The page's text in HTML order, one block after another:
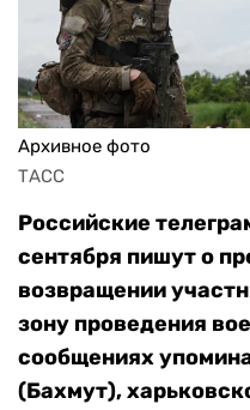
Архивное фото
ТАСС
Российские
сентября пишут о
возвращении
зону проведения
сообщениях
(Бахмут),